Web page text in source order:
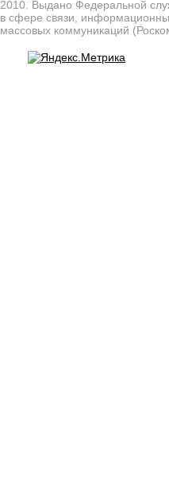
2010. Выдано Федеральной
в сфере связи,
массовых коммуникаций